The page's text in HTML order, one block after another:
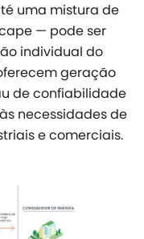
uma mistura de
— pode ser
individual do
geração
de confiabilidade
necessidades de
e comerciais.